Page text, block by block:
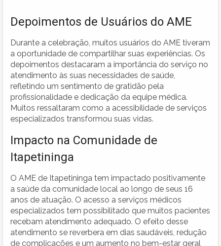
Depoimentos de Usuários do AME
Durante a celebração, muitos usuários do AME tiveram
a oportunidade de compartilhar suas experiências. Os
depoimentos destacaram a importância do serviço no
atendimento às suas necessidades de saúde,
refletindo um sentimento de gratidão pela
profissionalidade e dedicação da equipe médica.
Muitos ressaltaram como a acessibilidade de serviços
especializados transformou suas vidas.
Impacto na Comunidade de
Itapetininga
O AME de Itapetininga tem impactado positivamente
a saúde da comunidade local ao longo de seus 16
anos de atuação. O acesso a serviços médicos
especializados tem possibilitado que muitos pacientes
recebam atendimento adequado. O efeito desse
atendimento se reverbera em dias saudáveis, redução
de complicações e um aumento no bem-estar geral